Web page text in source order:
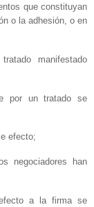
que constituyan
o la adhesión, o en
manifestado
por un tratado se
efecto;
negociadores han
a la firma se